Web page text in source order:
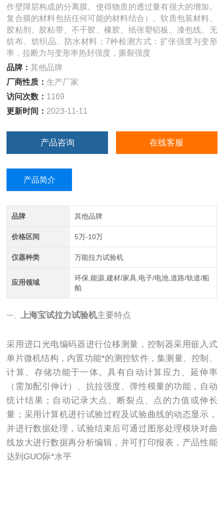
作壁障层构成的分离膜。使得物质的透过量有很大的增加。
复合膜的材料包括任何可能的材料结合）、软质包装材料、
胶粘剂、胶粘带、不干胶、橡胶、纸张塑铝板、漆包线、无
纺布、纺织品、防水材料；7种检测方式：扩张强度与变形
率，拉断力与变形率热封强度，撕裂强度
品牌：其他品牌
厂商性质：生产厂家
访问次数： 1169
更新时间： 2023-11-11
产品咨询 在线客服
产品简介
品牌 其他品牌
价格区间 5万-10万
仪器种类 万能拉力试验机
应用领域
环保,能源,建材/家具,电子/电池,道路/轨道/船
舶
一、上海宝试拉力试验机主要特点
采用进口光电编码器进行位移测量，控制器采用嵌入式
单片微机结构，内置功能*的测控软件，集测量、控制、
计算、存储功能于一体。具有自动计算应力、延伸率
（需加配引伸计）、抗拉强度、弹性模量的功能，自动
统计结果；自动记录大点、断裂点、点的力值或伸长
量；采用计算机进行试验过程及试验曲线的动态显示，
并进行数据处理，试验结束后可通过图形处理模块对曲
线放大进行数据再分析编辑，并可打印报表，产品性能
达到GUO际*水平